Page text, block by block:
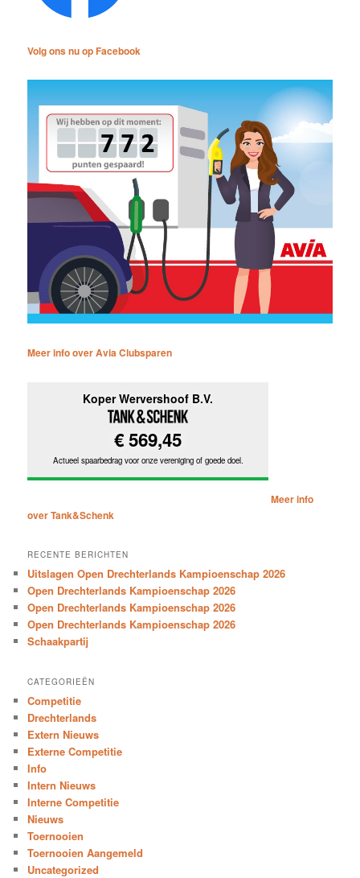
Volg ons nu op Facebook
Meer info over Avia Clubsparen
Meer info
over Tank&Schenk
RECENTE BERICHTEN
Uitslagen Open Drechterlands Kampioenschap 2026
Open Drechterlands Kampioenschap 2026
Open Drechterlands Kampioenschap 2026
Open Drechterlands Kampioenschap 2026
Schaakpartij
CATEGORIEËN
Competitie
Drechterlands
Extern Nieuws
Externe Competitie
Info
Intern Nieuws
Interne Competitie
Nieuws
Toernooien
Toernooien Aangemeld
Uncategorized